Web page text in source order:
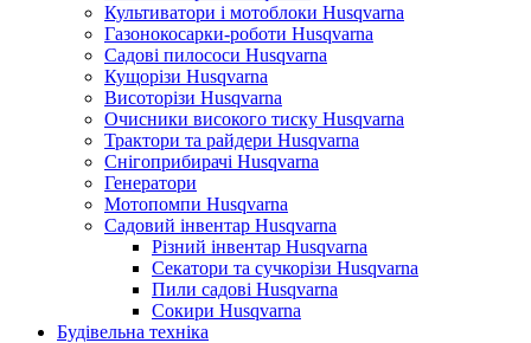
Культиватори і мотоблоки Husqvarna
Газонокосарки-роботи Husqvarna
Садові пилососи Husqvarna
Кущорізи Husqvarna
Висоторізи Husqvarna
Очисники високого тиску Husqvarna
Трактори та райдери Husqvarna
Снігоприбирачі Husqvarna
Генератори
Мотопомпи Husqvarna
Садовий інвентар Husqvarna
Різний інвентар Husqvarna
Секатори та сучкорізи Husqvarna
Пили садові Husqvarna
Сокири Husqvarna
Будівельна техніка